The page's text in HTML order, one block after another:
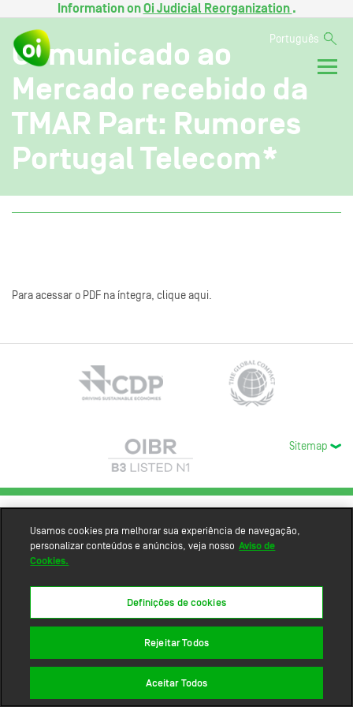
Information onOi Judicial Reorganization .
Português
Comunicado ao
Mercado recebido da
TMAR Part: Rumores
Portugal Telecom*
Para acessar o PDF na íntegra, clique aqui.
Sitemap
Usamos cookies pra melhorar sua experiência de navegação,
personalizar conteúdos e anúncios, veja nosso Aviso de
Cookies.
Definições de cookies
Rejeitar Todos
Aceitar Todos